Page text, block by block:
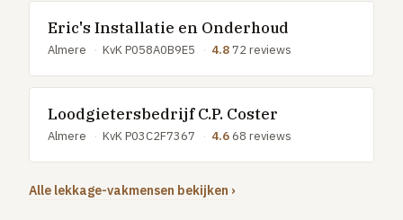
Eric's Installatie en Onderhoud
Almere · KvK P058A0B9E5 · 4.872 reviews
Loodgietersbedrijf C.P. Coster
Almere · KvK P03C2F7367 · 4.668 reviews
Alle lekkage-vakmensen bekijken ›